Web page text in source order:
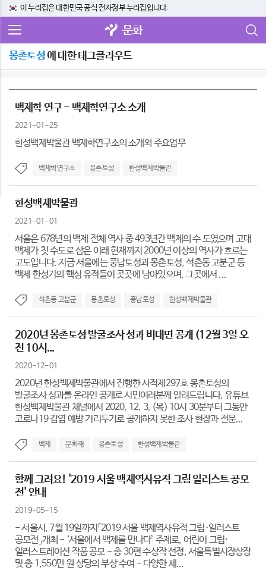
이 누리집은 대한민국 공식 전자정부 누리집입니다.
문화
몽촌토성에 대한 태그클라우드
백제학 연구 - 백제학연구소 소개
2021-01-25
한성백제박물관 백제학연구소의 소개와 주요업무
백제학연구소 몽촌토성 한성백제박물관
한성백제박물관
2021-01-01
서울은 678년의 백제 전체 역사 중 493년간 백제의 수 도였으며 고대
백제가 첫 수도로 삼은 이래 현재까지 2000년 이상의 역사가 흐르는
고도입니다. 지금 서울에는 풍납토성과 몽촌토성, 석촌동 고분군 등
백제 한성기의 핵심 유적들이 곳곳에 남아있으며, 그곳에서 ...
석촌동 고분군 몽촌토성 풍납토성 한성백제박물관
2020년 몽촌토성 발굴조사 성과 비대면 공개 (12월 3일 오
전 10시...
2020-12-01
2020년 한성백제박물관에서 진행한 사적제297호 몽촌토성의
발굴조사 성과를 온라인 공개로 시민여러분께 알려드립니다. 유튜브
한성백제박물관 채널에서 2020. 12. 3. (목) 10시 30분부터 그동안
코로나19 감염 예방 거리두기로 공개하지 못한 조사 현장과 전문...
백제 문화재 몽촌토성 한성백제박물관
함께 그려요! '2019 서울 백제역사유적 그림 일러스트 공모
전' 안내
2019-05-15
- 서울시, 7월 19일까지「2019 서울 백제역사유적 그림·일러스트
공모전」개최 - ‘서울에서 백제를 만나다’ 주제로, 어린이 그림·
일러스트레이션 작품 공모 - 총 30편 수상작 선정, 서울특별시장상장
및 총 1,550만 원 상당의 부상 수여 - 다양한 세...